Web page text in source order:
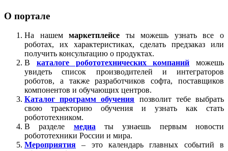
О портале
На нашеммаркетплейсе ты можешь узнать все о
роботах, их характеристиках, сделать предзаказ или
получить консультацию о продуктах.
В каталоге робототехнических компаний можешь
увидеть список производителей и интеграторов
роботов, а также разработчиков софта, поставщиков
компонентов и обучающих центров.
Каталог программ обучения позволит тебе выбрать
свою траекторию обучения и узнать как стать
робототехником.
В разделе медиа ты узнаешь первым новости
робототехники России и мира.
Мероприятия – это календарь главных событий в